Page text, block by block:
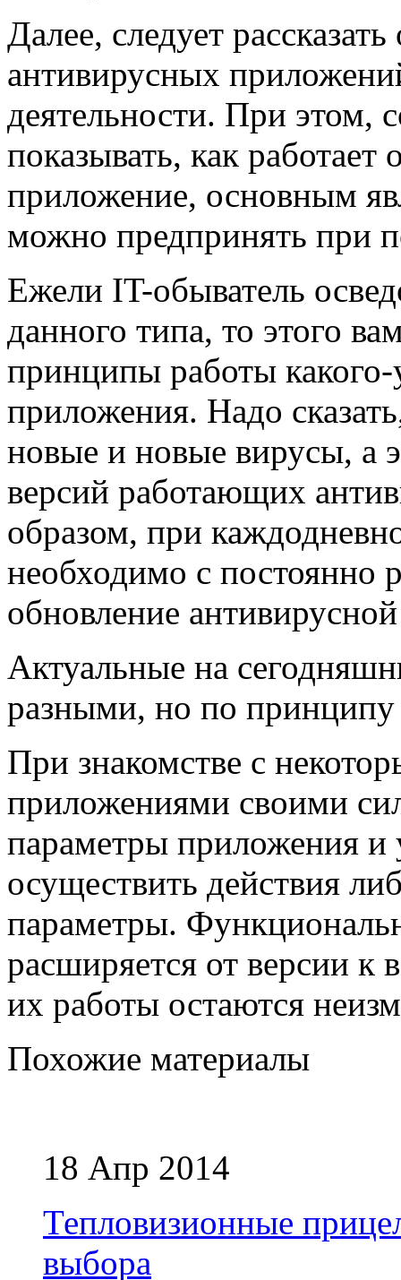
Далее, следует
антивирусных
деятельности. При этом,
показывать, как
приложение, основным
можно предпринять при
Ежели IT-обыватель
данного типа, то этого
принципы работы какого-
приложения. Надо
новые и новые вирусы, а
версий работающих
образом, при
необходимо с постоянно
обновление
Актуальные на
разными, но по
При знакомстве с
приложениями своими
параметры приложения и
осуществить действия
параметры.
расширяется от версии
их работы остаются
Похожие материалы
18 Апр 2014
Тепловизионные
выбора